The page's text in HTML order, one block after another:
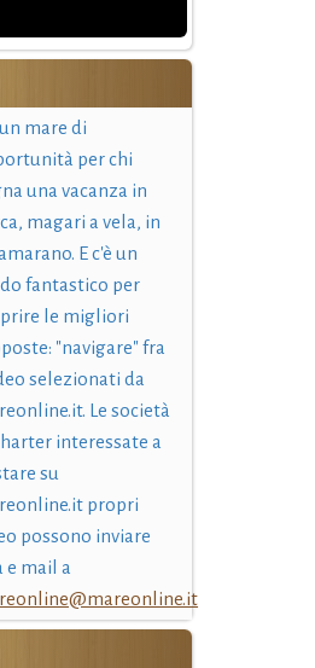
mare di
per chi
una vacanza in
magari a vela, in
E c'è un
fantastico per
le migliori
"navigare" fra
selezionati da
Le società
interessate a
su
propri
possono inviare
e mail a